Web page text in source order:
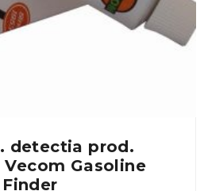
detectia prod.
Gasoline
Finder